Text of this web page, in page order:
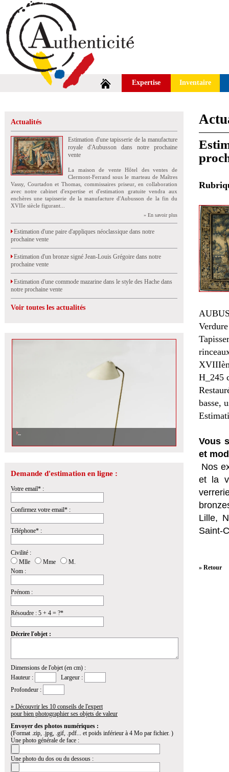
Expertise Inventaire
Actualités
Estimation d'une tapisserie de la manufacture
royale d'Aubusson dans notre prochaine
vente
La maison de vente Hôtel des ventes de
Clermont-Ferrand sous le marteau de Maîtres
Vassy, Courtadon et Thomas, commissaires priseur, en collaboration
avec notre cabinet d'expertise et d'estimation gratuite vendra aux
enchères une tapisserie de la manufacture d'Aubusson de la fin du
XVIIe siècle figurant...
» En savoir plus
Estimation d'une paire d'appliques néoclassique dans notre
prochaine vente
Estimation d'un bronze signé Jean-Louis Grégoire dans notre
prochaine vente
Estimation d'une commode mazarine dans le style des Hache dans
notre prochaine vente
Voir toutes les actualités
Demande d'estimation en ligne :
Votre email* :
Confirmez votre email* :
Téléphone* :
Civilité :
Mlle
Mme
M.
Nom :
Prénom :
Résoudre : 5 + 4 = ?*
Décrire l'objet :
Dimensions de l'objet (en cm) :
Hauteur :
Largeur :
Profondeur :
» Découvrir les 10 conseils de l'expert
pour bien photographier ses objets de valeur
Envoyer des photos numériques :
(Format .zip, .jpg, .gif, .pdf... et poids inférieur à 4 Mo par fichier. )
Une photo générale de face :
Une photo du dos ou du dessous :
Verdure
H_245
basse,
Vous
et
Nos
et la
Lille,
Saint-
» Retour